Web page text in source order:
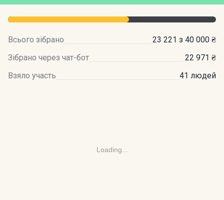
Всього зібрано
23 221 з 40 000 ₴
Зібрано через чат-бот
22 971 ₴
Взяло участь
41 людей
Loading...